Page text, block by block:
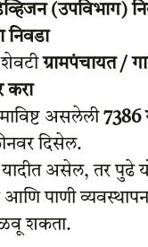
(उपविभाग)
निवडा
ग्रामपंचायत /
करा
असलेली 7386
दिसेल.
असेल, तर पुढे
पाणी
शकता.